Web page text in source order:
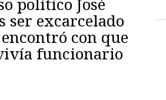
político José
ser excarcelado
con que
funcionario